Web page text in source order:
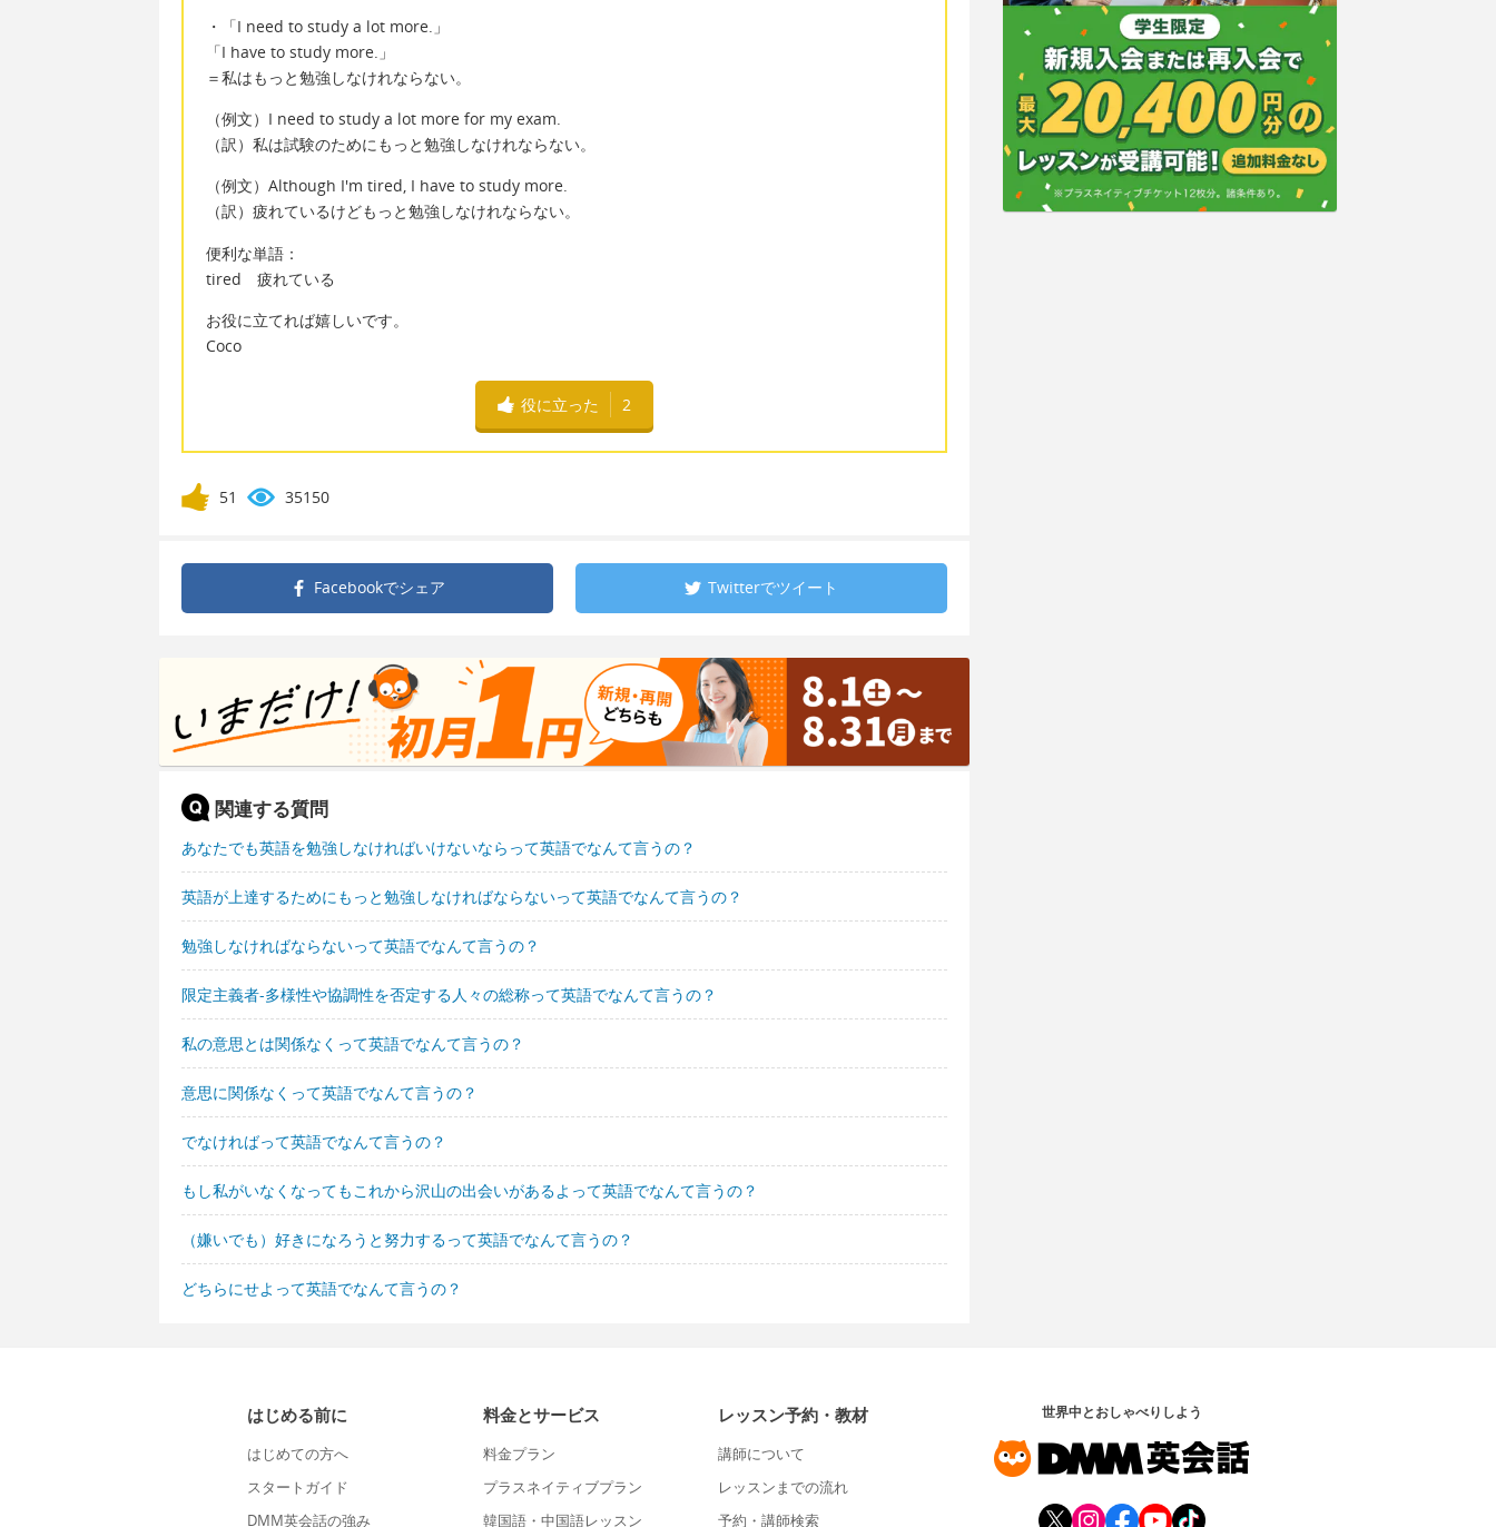
・「I need to study a lot more.」
「I have to study more.」
＝私はもっと勉強しなけれならない。
（例文）I need to study a lot more for my exam.
（訳）私は試験のためにもっと勉強しなけれならない。
（例文）Although I'm tired, I have to study more.
（訳）疲れているけどもっと勉強しなけれならない。
便利な単語：
tired 疲れている
お役に立てれば嬉しいです。
Coco
役に立った 2
51 35150
Facebookでシェア Twitterでツイート
関連する質問
あなたでも英語を勉強しなければいけないならって英語でなんて言うの？
英語が上達するためにもっと勉強しなければならないって英語でなんて言うの？
勉強しなければならないって英語でなんて言うの？
限定主義者-多様性や協調性を否定する人々の総称って英語でなんて言うの？
私の意思とは関係なくって英語でなんて言うの？
意思に関係なくって英語でなんて言うの？
でなければって英語でなんて言うの？
もし私がいなくなってもこれから沢山の出会いがあるよって英語でなんて言うの？
（嫌いでも）好きになろうと努力するって英語でなんて言うの？
どちらにせよって英語でなんて言うの？
はじめる前に
はじめての方へ
スタートガイド
DMM英会話の強み
料金とサービス
料金プラン
プラスネイティブプラン
韓国語・中国語レッスン
レッスン予約・教材
講師について
レッスンまでの流れ
予約・講師検索
世界中とおしゃべりしよう